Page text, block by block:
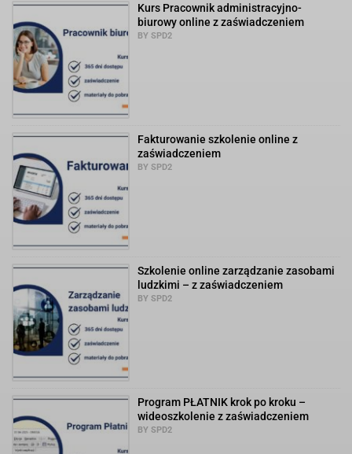
Kurs Pracownik administracyjno-
biurowy online z zaświadczeniem
BY SPD2
Fakturowanie szkolenie online z
zaświadczeniem
BY SPD2
Szkolenie online zarządzanie zasobami
ludzkimi – z zaświadczeniem
BY SPD2
Program PŁATNIK krok po kroku –
wideoszkolenie z zaświadczeniem
BY SPD2